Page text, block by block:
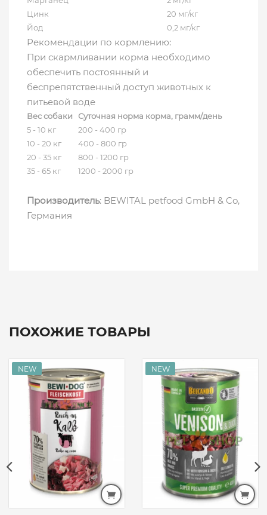
Цинк
20 мг/кг
Йод
0,2 мг/кг
Рекомендации по кормлению:
При скармливании корма необходимо
обеспечить постоянный и
беспрепятственный доступ животных к
питьевой воде
Вес собаки Суточная норма корма, грамм/день
5 - 10 кг
200 - 400 гр
10 - 20 кг
400 - 800 гр
20 - 35 кг
800 - 1200 гр
35 - 65 кг
1200 - 2000 гр
Производитель: BEWITAL petfood GmbH & Co,
Германия
ПОХОЖИЕ ТОВАРЫ